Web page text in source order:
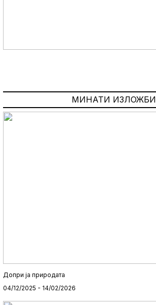
МИНАТИ ИЗЛОЖБИ
Допри ја природата
04/12/2025 - 14/02/2026